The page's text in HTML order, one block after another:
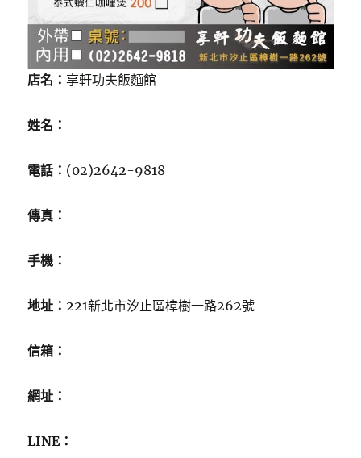
店名：享軒功夫飯麵館
姓名：
電話： (02)2642-9818
傳真：
手機：
地址：221新北市汐止區樟樹一路262號
信箱：
網址：
LINE：